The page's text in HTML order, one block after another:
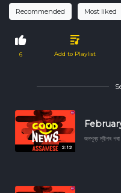
Recommended Most liked
6 Add to Playlist
2:12
জনশূন্য দ্বীপৰ